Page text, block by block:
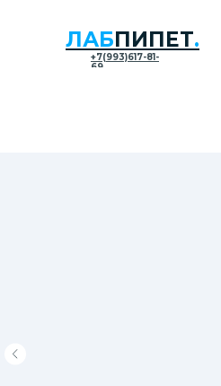
ЛАБПИПЕТ.
+7(993)617-81-
69